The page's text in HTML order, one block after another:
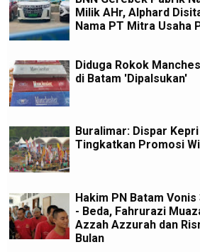
Milik AHr, Alphard
Nama PT Mitra Usaha
Diduga Rokok
di Batam 'Dipalsukan'
Buralimar: Dispar
Tingkatkan Promosi
Hakim PN Batam
- Beda, Fahrurazi
Azzah Azzurah dan
Bulan